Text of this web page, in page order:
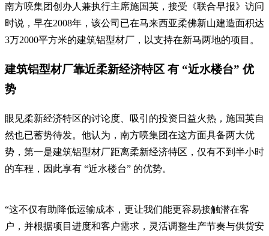
南方喨集团创办人兼执行主席施国英，接受《联合早报》访问
时说，早在2008年，该公司已在马来西亚柔佛新山建造面积达
3万2000平方米的建筑铝型材厂，以支持在新马两地的项目。
建筑铝型材厂靠近柔新经济特区 有 “近水楼台” 优
势
眼见柔新经济特区的讨论度、吸引的投资日益火热，施国英自
然也已蓄势待发。他认为，南方喨集团在这方面具备两大优
势，第一是建筑铝型材厂距离柔新经济特区，仅有不到半小时
的车程，因此享有 “近水楼台” 的优势。
“这不仅有助降低运输成本，更让我们能更容易接触潜在客
户，并根据项目进度和客户需求，灵活调整生产节奏与供货安